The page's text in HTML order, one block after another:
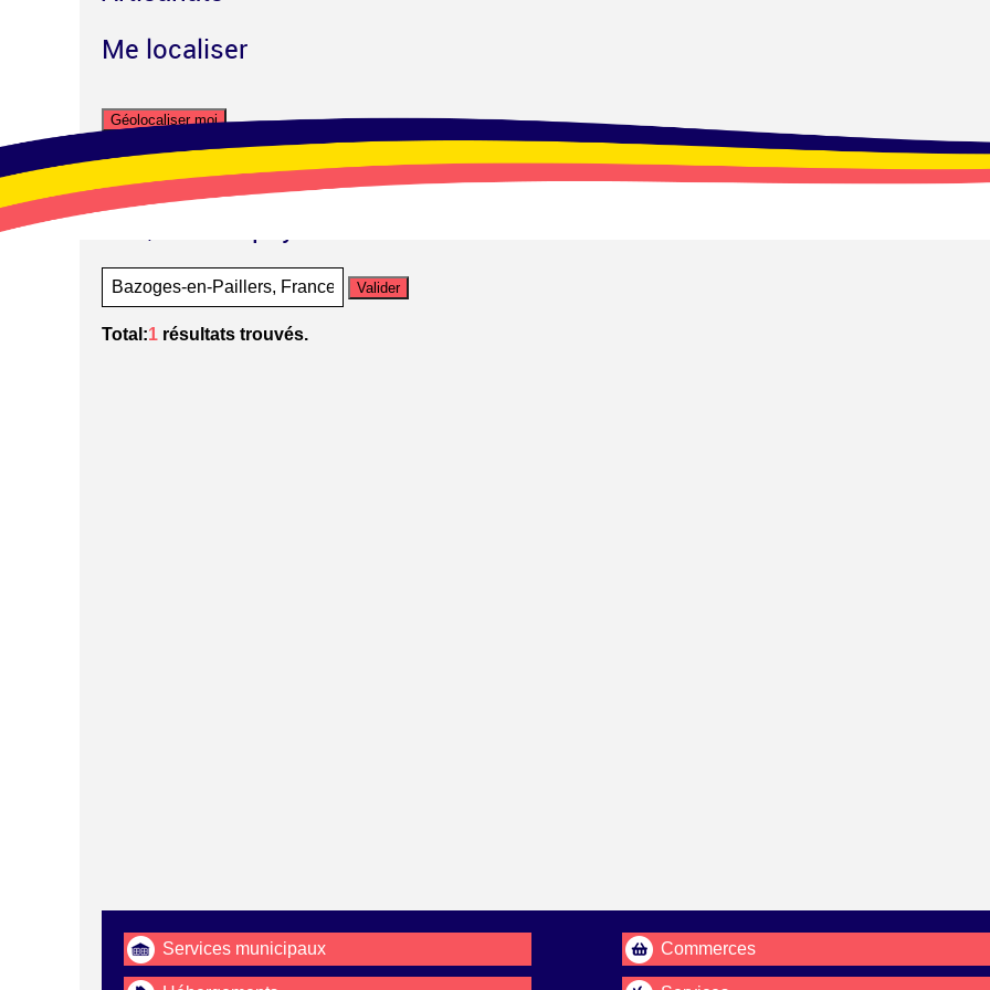
Me localiser
Géolocaliser moi
Valider
Total:1 résultats trouvés.
Services municipaux Commerces